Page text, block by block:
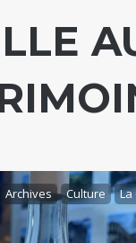
Archives Culture La